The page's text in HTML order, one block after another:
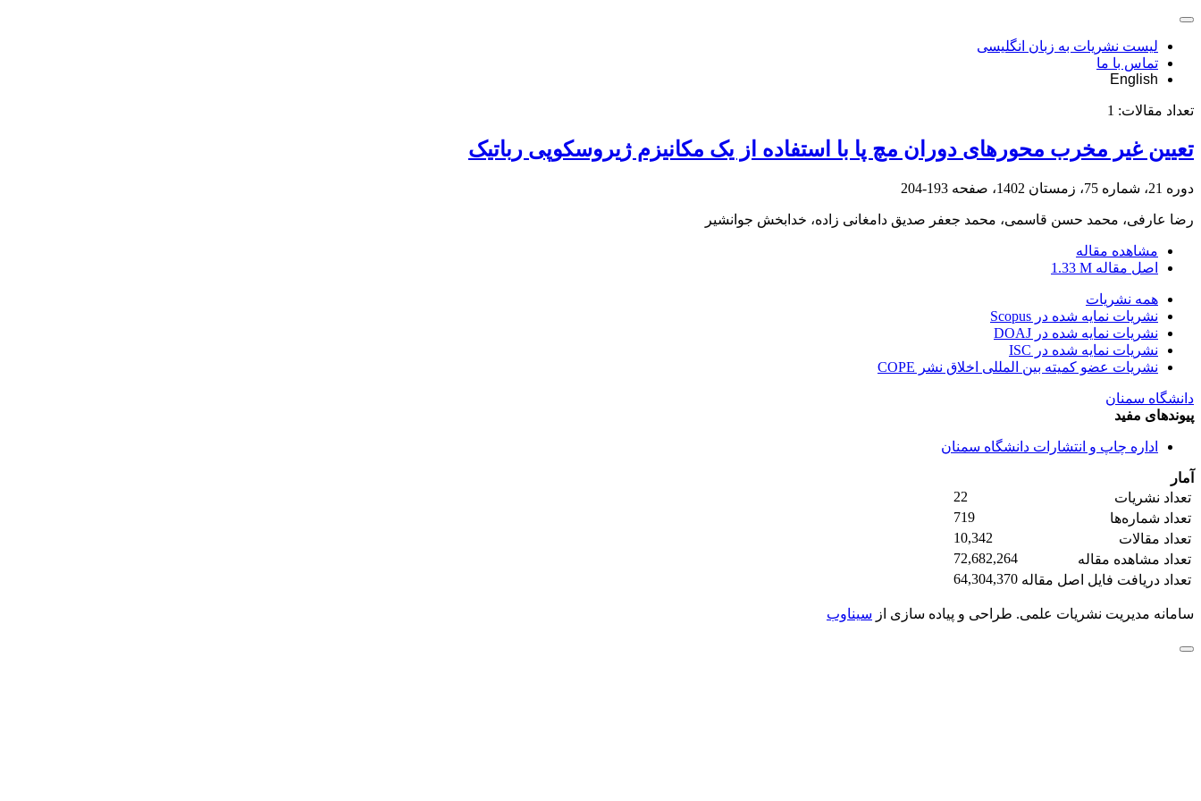
لیست نشریات به زبان انگلیسی
تماس با ما
English
تعداد مقالات: 1
تعیین غیر مخرب محورهای دوران مچ پا با استفاده از یک مکانیزم ژیروسکوپی رباتیک
دوره 21، شماره 75، زمستان 1402، صفحه 193-204
رضا عارفی، محمد حسن قاسمی، محمد جعفر صدیق دامغانی زاده، خدابخش جوانشیر
مشاهده مقاله
اصل مقاله 1.33 M
همه نشریات
نشریات نمایه شده در Scopus
نشریات نمایه شده در DOAJ
نشریات نمایه شده در ISC
نشریات عضو کمیته بین المللی اخلاق نشر COPE
دانشگاه سمنان
پیوندهای مفید
اداره چاپ و انتشارات دانشگاه سمنان
آمار
تعداد نشریات
22
تعداد شماره‌ها
719
تعداد مقالات
10,342
تعداد مشاهده مقاله
72,682,264
تعداد دریافت فایل اصل مقاله 64,304,370
سامانه مدیریت نشریات علمی. طراحی و پیاده سازی از سیناوب